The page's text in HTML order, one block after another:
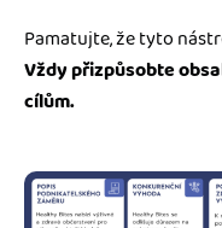
Pamatujte, že tyto
Vždy přizpůsobte
cílům.